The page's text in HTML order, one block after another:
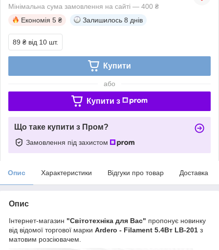
Мінімальна сума замовлення на сайті — 400 ₴
Економія 5 ₴ Залишилось 8 днів
89 ₴ від 10 шт.
Купити
або
Купити з
Що таке купити з Пром?
Замовлення під захистом
Опис Характеристики Відгуки про товар Доставка
Опис
Інтернет-магазин "Світотехніка для Вас" пропонує новинку
від відомої торгової марки Ardero - Filament 5.4Вт LB-201 з
матовим розсіювачем.